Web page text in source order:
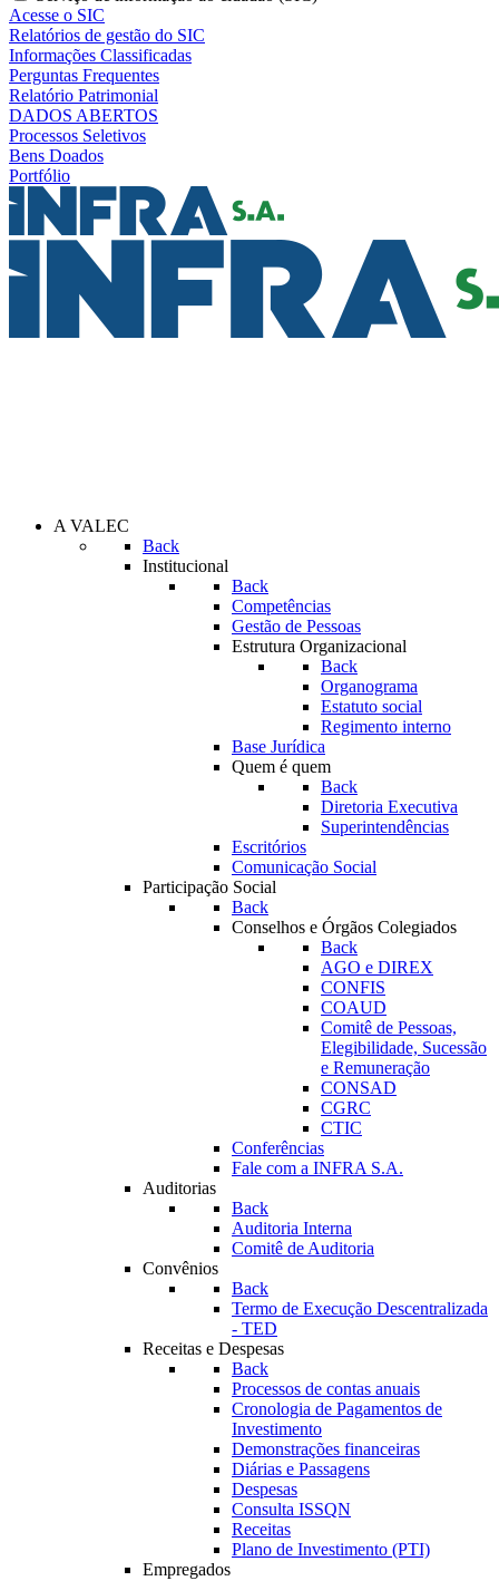
Acesse o SIC
Relatórios de gestão do SIC
Informações Classificadas
Perguntas Frequentes
Relatório Patrimonial
DADOS ABERTOS
Processos Seletivos
Bens Doados
Portfólio
A VALEC
Back
Institucional
Back
Competências
Gestão de Pessoas
Estrutura Organizacional
Back
Organograma
Estatuto social
Regimento interno
Base Jurídica
Quem é quem
Back
Diretoria Executiva
Superintendências
Escritórios
Comunicação Social
Participação Social
Back
Conselhos e Órgãos Colegiados
Back
AGO e DIREX
CONFIS
COAUD
Comitê de Pessoas,
Elegibilidade, Sucessão
e Remuneração
CONSAD
CGRC
CTIC
Conferências
Fale com a INFRA S.A.
Auditorias
Back
Auditoria Interna
Comitê de Auditoria
Convênios
Back
Termo de Execução Descentralizada
- TED
Receitas e Despesas
Back
Processos de contas anuais
Cronologia de Pagamentos de
Investimento
Demonstrações financeiras
Diárias e Passagens
Despesas
Consulta ISSQN
Receitas
Plano de Investimento (PTI)
Empregados